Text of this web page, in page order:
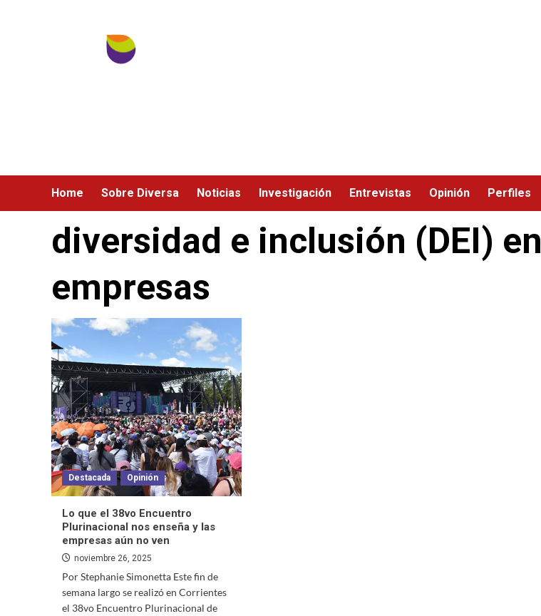
Home Sobre Diversa Noticias Investigación Entrevistas Opinión Perfiles
diversidad e inclusión (DEI) en
empresas
Destacada Opinión
Lo que el 38vo Encuentro
Plurinacional nos enseña y las
empresas aún no ven
noviembre 26, 2025
Por Stephanie Simonetta Este fin de
semana largo se realizó en Corrientes
el 38vo Encuentro Plurinacional de